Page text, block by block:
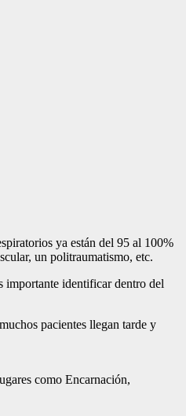
ya están del 95 al 100%
un politraumatismo, etc.
importante identificar dentro del
pacientes llegan tarde y
como Encarnación,